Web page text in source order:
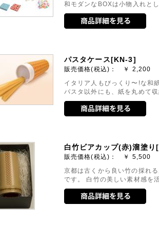
和モダンなBOXは小物入れと
パスタケース[KN-3]
販売価格(税込)： ￥ 2,200
イタリア人もびっくり〜!な和
パスタ以外にも、紙を丸めて
白竹ビアカップ(赤)溜塗
販売価格(税込)： ￥ 5,500
京都は古くから良い竹の採れ
です。 白竹の美しい素材感を